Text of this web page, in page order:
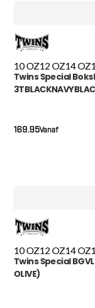
10 OZ12 OZ14 OZ
Twins Special
Vanaf
169.95
10 OZ12 OZ14 OZ
Twins Special
OLIVE)